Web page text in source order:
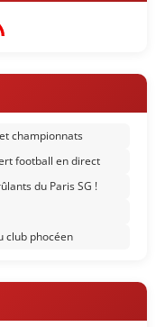
championnats
football en direct
du Paris SG !
club phocéen